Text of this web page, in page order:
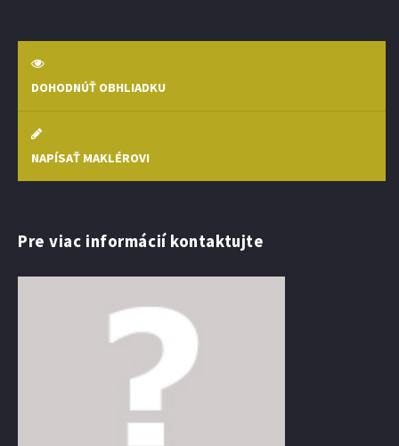
DOHODNÚŤ OBHLIADKU
NAPÍSAŤ MAKLÉROVI
Pre viac informácií kontaktujte